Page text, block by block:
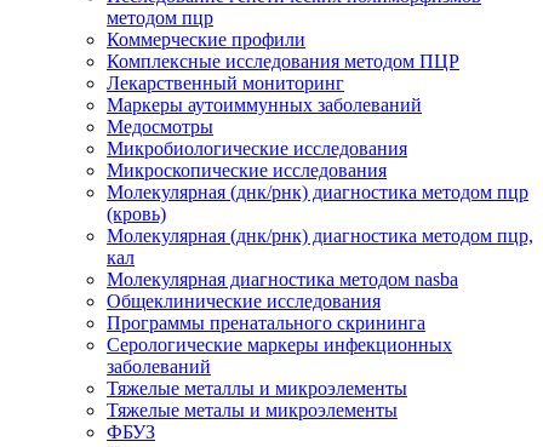
методом пцр
Коммерческие профили
Комплексные исследования методом ПЦР
Лекарственный мониторинг
Маркеры аутоиммунных заболеваний
Медосмотры
Микробиологические исследования
Микроскопические исследования
Молекулярная (днк/рнк) диагностика методом пцр
(кровь)
Молекулярная (днк/рнк) диагностика методом пцр,
кал
Молекулярная диагностика методом nasba
Общеклинические исследования
Программы пренатального скрининга
Серологические маркеры инфекционных
заболеваний
Тяжелые металлы и микроэлементы
Тяжелые металы и микроэлементы
ФБУЗ